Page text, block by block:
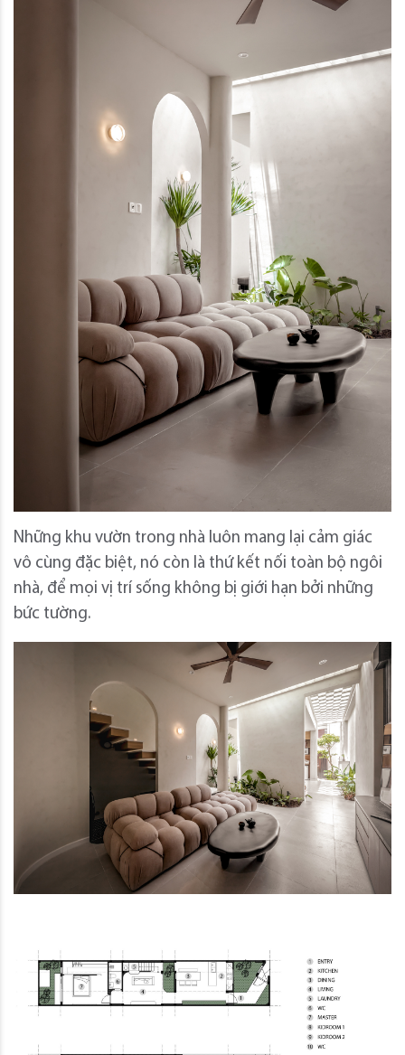
Những khu vườn trong nhà luôn mang lại cảm giác
vô cùng đặc biệt, nó còn là thứ kết nối toàn bộ ngôi
nhà, để mọi vị trí sống không bị giới hạn bởi những
bức tường.